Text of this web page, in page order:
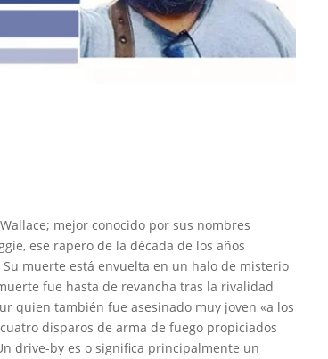
mejor conocido por sus nombres
ese rapero de la década de los años
muerte está envuelta en un halo de misterio
fue hasta de revancha tras la rivalidad
quien también fue asesinado muy joven «a los
disparos de arma de fuego propiciados
drive-by es o significa principalmente un